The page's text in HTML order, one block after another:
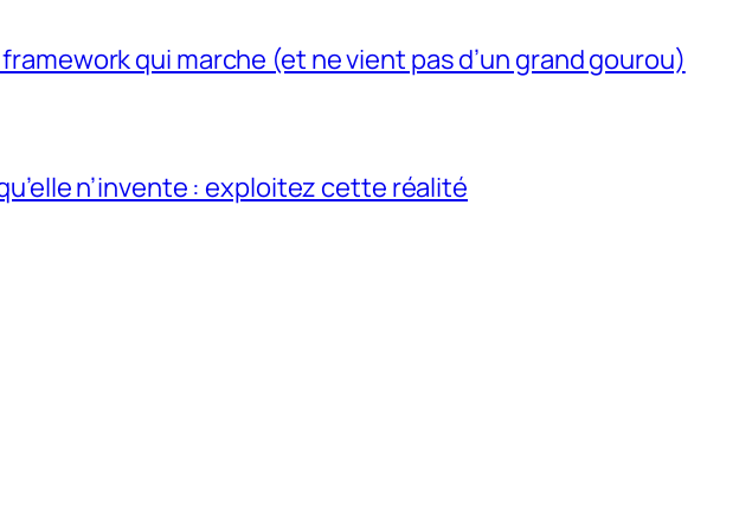
framework qui marche (et ne vient pas d’un grand gourou)
n’invente : exploitez cette réalité